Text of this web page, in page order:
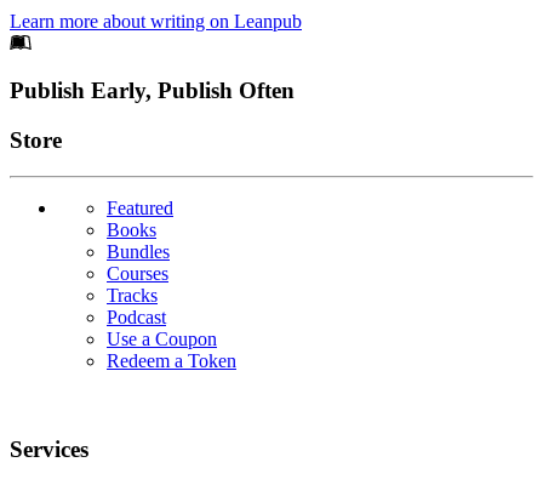
Learn more about writing on Leanpub
Footer
Publish Early, Publish Often
Links
Store
Featured
Books
Bundles
Courses
Tracks
Podcast
Use a Coupon
Redeem a Token
Services